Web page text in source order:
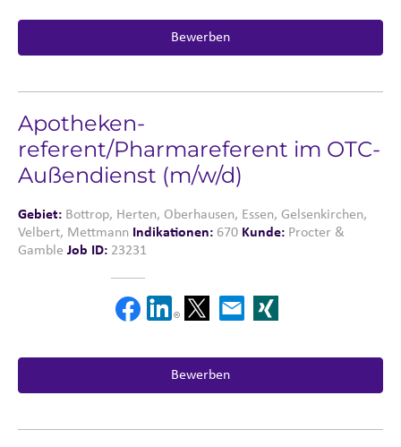
Bewerben
Apotheken­
referent/Pharmareferent im OTC-
Außendienst (m/w/d)
Gebiet: Bottrop, Herten, Oberhausen, Essen, Gelsenkirchen,
Velbert, Mettmann Indikationen: 670 Kunde: Procter &
Gamble Job ID: 23231
Bewerben